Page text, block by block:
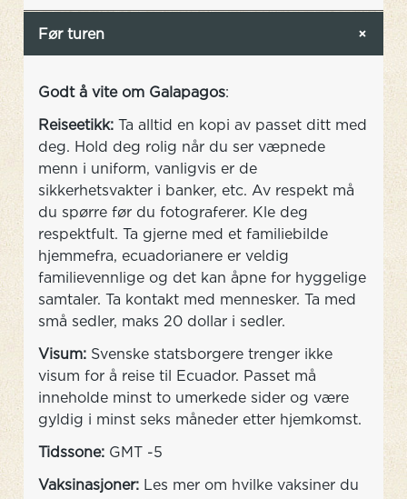
Før turen
Godt å vite om Galapagos:
Reiseetikk: Ta alltid en kopi av passet ditt med
deg. Hold deg rolig når du ser væpnede
menn i uniform, vanligvis er de
sikkerhetsvakter i banker, etc. Av respekt må
du spørre før du fotograferer. Kle deg
respektfult. Ta gjerne med et familiebilde
hjemmefra, ecuadorianere er veldig
familievennlige og det kan åpne for hyggelige
samtaler. Ta kontakt med mennesker. Ta med
små sedler, maks 20 dollar i sedler.
Visum: Svenske statsborgere trenger ikke
visum for å reise til Ecuador. Passet må
inneholde minst to umerkede sider og være
gyldig i minst seks måneder etter hjemkomst.
Tidssone: GMT -5
Vaksinasjoner: Les mer om hvilke vaksiner du